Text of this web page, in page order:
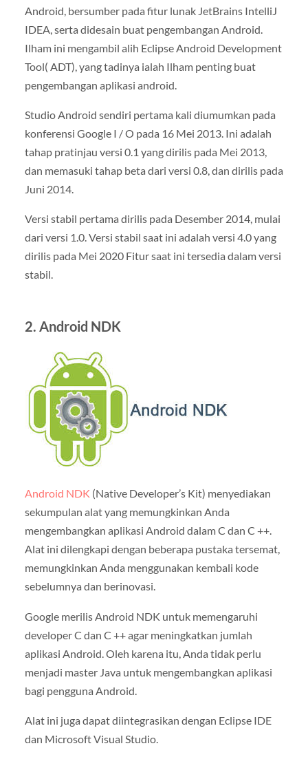
Android, bersumber pada fitur lunak JetBrains IntelliJ
IDEA, serta didesain buat pengembangan Android.
Ilham ini mengambil alih Eclipse Android Development
Tool( ADT), yang tadinya ialah Ilham penting buat
pengembangan aplikasi android.
Studio Android sendiri pertama kali diumumkan pada
konferensi Google I / O pada 16 Mei 2013. Ini adalah
tahap pratinjau versi 0.1 yang dirilis pada Mei 2013,
dan memasuki tahap beta dari versi 0.8, dan dirilis pada
Juni 2014.
Versi stabil pertama dirilis pada Desember 2014, mulai
dari versi 1.0. Versi stabil saat ini adalah versi 4.0 yang
dirilis pada Mei 2020 Fitur saat ini tersedia dalam versi
stabil.
2. Android NDK
Android NDK (Native Developer’s Kit) menyediakan
sekumpulan alat yang memungkinkan Anda
mengembangkan aplikasi Android dalam C dan C ++.
Alat ini dilengkapi dengan beberapa pustaka tersemat,
memungkinkan Anda menggunakan kembali kode
sebelumnya dan berinovasi.
Google merilis Android NDK untuk memengaruhi
developer C dan C ++ agar meningkatkan jumlah
aplikasi Android. Oleh karena itu, Anda tidak perlu
menjadi master Java untuk mengembangkan aplikasi
bagi pengguna Android.
Alat ini juga dapat diintegrasikan dengan Eclipse IDE
dan Microsoft Visual Studio.